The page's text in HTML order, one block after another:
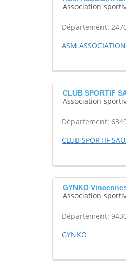
Association
Département:
ASM
CLUB SPORTIF
Association
Département:
CLUB SPORTIF
GYNKO
Association
Département:
GYNKO